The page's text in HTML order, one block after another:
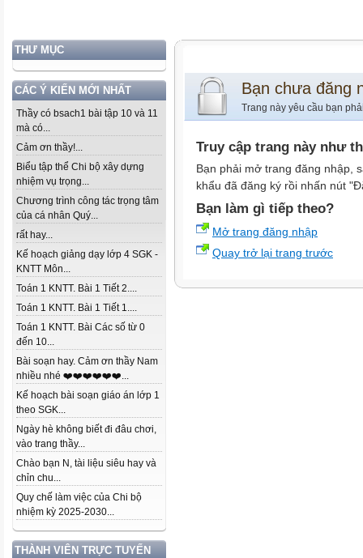
THƯ MỤC
CÁC Ý KIẾN MỚI NHẤT
Thầy có bsach1 bài tập 10 và 11
mà có...
Cảm ơn thầy!...
Biểu tập thể Chi bộ xây dựng
nhiệm vụ trọng...
Chương trình công tác trọng tâm
của cá nhân Quý...
rất hay...
Kế hoạch giảng dạy lớp 4 SGK -
KNTT Môn...
Toán 1 KNTT. Bài 1 Tiết 2....
Toán 1 KNTT. Bài 1 Tiết 1....
Toán 1 KNTT. Bài Các số từ 0
đến 10...
Bài soạn hay. Cảm ơn thầy Nam
nhiều nhé ❤️❤️❤️❤️❤️❤️...
Kế hoạch bài soạn giáo án lớp 1
theo SGK...
Ngày hè không biết đi đâu chơi,
vào trang thầy...
Chào bạn N, tài liệu siêu hay và
chỉn chu...
Quy chế làm việc của Chi bộ
nhiệm kỳ 2025-2030...
THÀNH VIÊN TRỰC TUYẾN
Bạn chưa đăng
Trang này yêu cầu bạn
Truy cập trang này như
Bạn phải mở trang đăng nhập,
khẩu đã đăng ký rồi nhấn nút
Bạn làm gì tiếp theo?
Mở trang đăng nhập
Quay trở lại trang trước